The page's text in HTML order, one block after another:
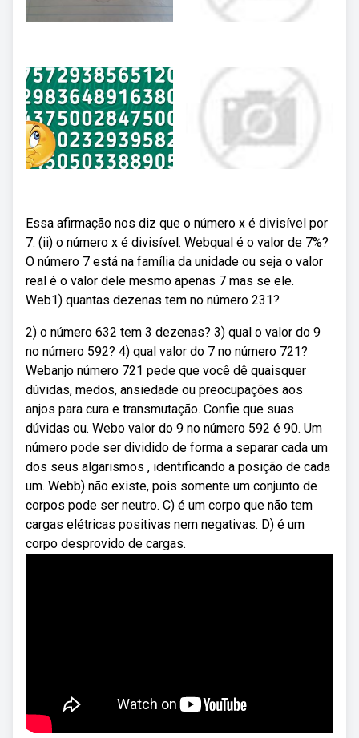
Essa afirmação nos diz que o número x é divisível por
7. (ii) o número x é divisível. Webqual é o valor de 7%?
O número 7 está na família da unidade ou seja o valor
real é o valor dele mesmo apenas 7 mas se ele.
Web1) quantas dezenas tem no número 231?
2) o número 632 tem 3 dezenas? 3) qual o valor do 9
no número 592? 4) qual valor do 7 no número 721?
Webanjo número 721 pede que você dê quaisquer
dúvidas, medos, ansiedade ou preocupações aos
anjos para cura e transmutação. Confie que suas
dúvidas ou. Webo valor do 9 no número 592 é 90. Um
número pode ser dividido de forma a separar cada um
dos seus algarismos , identificando a posição de cada
um. Webb) não existe, pois somente um conjunto de
corpos pode ser neutro. C) é um corpo que não tem
cargas elétricas positivas nem negativas. D) é um
corpo desprovido de cargas.